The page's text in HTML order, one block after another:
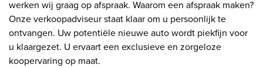
werken wij graag op afspraak. Waarom een afspraak maken?
Onze verkoopadviseur staat klaar om u persoonlijk te
ontvangen. Uw potentiële nieuwe auto wordt piekfijn voor
u klaargezet. U ervaart een exclusieve en zorgeloze
koopervaring op maat.